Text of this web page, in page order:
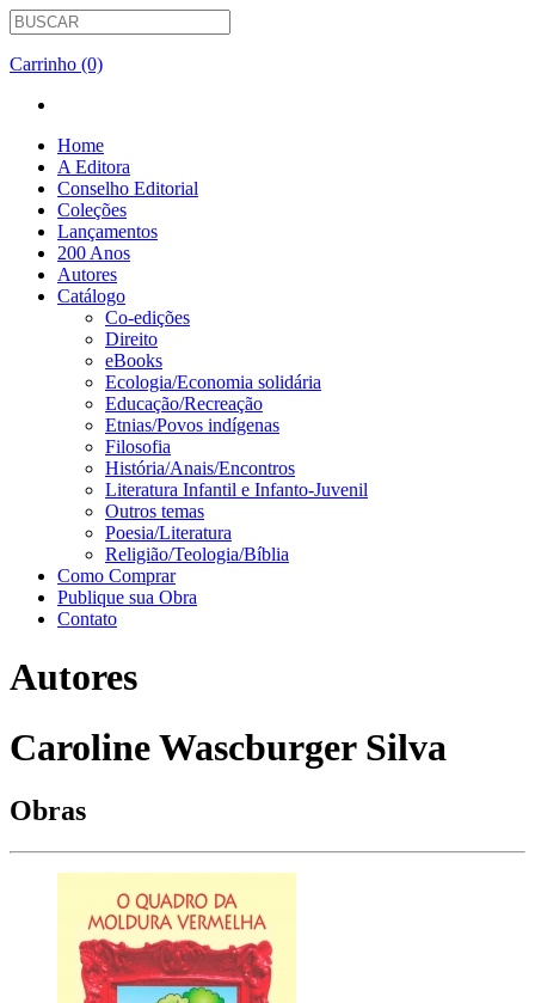
Carrinho (0)
Home
A Editora
Conselho Editorial
Coleções
Lançamentos
200 Anos
Autores
Catálogo
Co-edições
Direito
eBooks
Ecologia/Economia solidária
Educação/Recreação
Etnias/Povos indígenas
Filosofia
História/Anais/Encontros
Literatura Infantil e Infanto-Juvenil
Outros temas
Poesia/Literatura
Religião/Teologia/Bíblia
Como Comprar
Publique sua Obra
Contato
Autores
Caroline Wascburger Silva
Obras